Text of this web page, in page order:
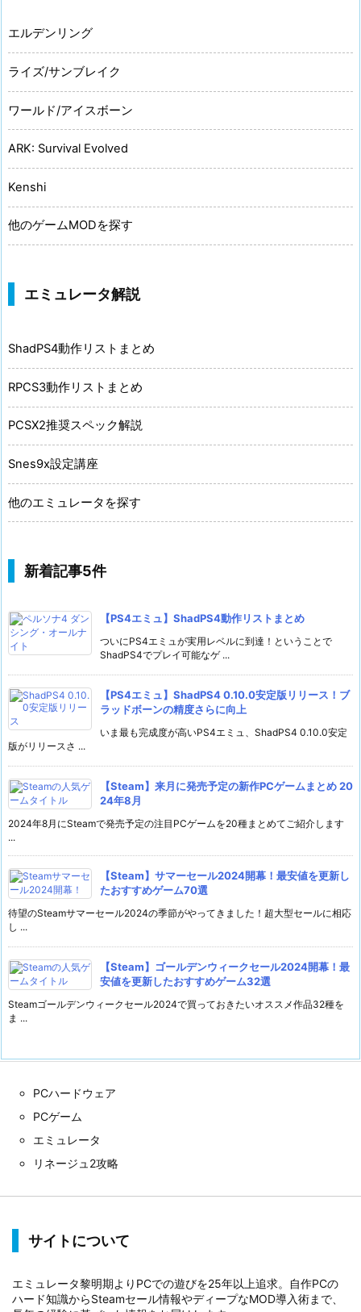
エルデンリング
ライズ/サンブレイク
ワールド/アイスボーン
ARK: Survival Evolved
Kenshi
他のゲームMODを探す
エミュレータ解説
ShadPS4動作リストまとめ
RPCS3動作リストまとめ
PCSX2推奨スペック解説
Snes9x設定講座
他のエミュレータを探す
新着記事5件
【PS4エミュ】ShadPS4動作リストまとめ
ついにPS4エミュが実用レベルに到達！ということで
ShadPS4でプレイ可能なゲ ...
【PS4エミュ】ShadPS4 0.10.0安定版リリース！ブ
ラッドボーンの精度さらに向上
いま最も完成度が高いPS4エミュ、ShadPS4 0.10.0安定
版がリリースさ ...
【Steam】来月に発売予定の新作PCゲームまとめ 20
24年8月
2024年8月にSteamで発売予定の注目PCゲームを20種まとめてご紹介します
...
【Steam】サマーセール2024開幕！最安値を更新し
たおすすめゲーム70選
待望のSteamサマーセール2024の季節がやってきました！超大型セールに相応
し ...
【Steam】ゴールデンウィークセール2024開幕！最
安値を更新したおすすめゲーム32選
Steamゴールデンウィークセール2024で買っておきたいオススメ作品32種を
ま ...
PCハードウェア
PCゲーム
エミュレータ
リネージュ2攻略
サイトについて
エミュレータ黎明期よりPCでの遊びを25年以上追求。自作PCの
ハード知識からSteamセール情報やディープなMOD導入術まで、